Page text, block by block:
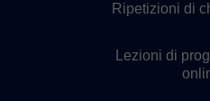
Ripetizioni di
Lezioni di